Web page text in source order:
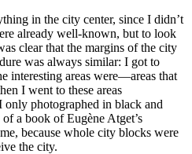
in the city center, since I didn’t
already well-known, but to look
clear that the margins of the city
was always similar: I got to
interesting areas were—areas that
I went to these areas
photographed in black and
a book of Eugène Atget’s
because whole city blocks were
the city.